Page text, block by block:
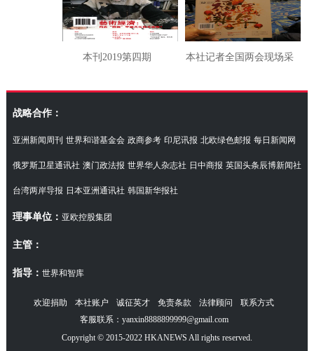
本刊2019第四期 本社记者全国两会现场采
访湖南代表团
战略合作：
亚洲新闻周刊 世界和谐基金会 政商参考 印尼讯报 北欧绿色邮报 每日新闻网
俄罗斯卫星通讯社 澳门政法报 世界华人杂志社 日中商报 英国头条辰博新闻社
台湾两岸导报 日本亚洲通讯社 韩国新华报社
理事单位： 亚欧控股集团
主管：
指导： 世界和智库
欢迎捐助 本社账户 诚征英才 免责条款 法律顾问
联系方式
客服联系：yanxin8888899999@gmail.com
Copyright © 2015-2022 HKANEWS All rights reserved.